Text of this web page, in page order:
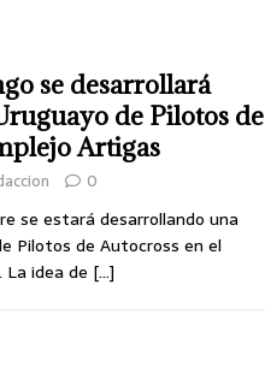
se desarrollará
de Pilotos de
Artigas
0
se estará desarrollando una
Pilotos de Autocross en el
idea de […]